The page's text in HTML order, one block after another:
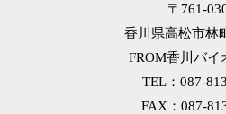
第5回 マクロファージの話
第4回 メタボの話
第3回 アレルギーの話
第2回 風邪予防の話
〒761-
香川県高松市林
FROM香川バ
TEL：087-
FAX：087-